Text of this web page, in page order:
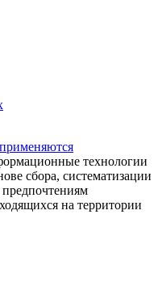
применяются
технологии
сбора, систематизации
на территории